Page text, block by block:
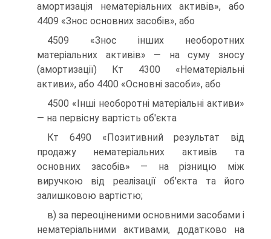
амортизація нематеріальних активів», або
4409 «Знос основних засобів», або
4509 «Знос інших необоротних
матеріальних активів» — на суму зносу
(амортизації) Кт 4300 «Нематеріальні
активи», або 4400 «Основні засоби», або
4500 «Інші необоротні матеріальні активи»
— на первісну вартість об'єкта
Кт 6490 «Позитивний результат від
продажу нематеріальних активів та
основних засобів» — на різницю між
виручкою від реалізації об'єкта та його
залишковою вартістю;
в) за переоціненими основними засобами і
нематеріальними активами, додатково на